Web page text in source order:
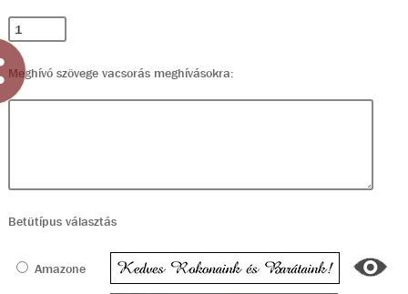
Meghívó szövege vacsorás meghívásokra:
Betütípus választás
Amazone